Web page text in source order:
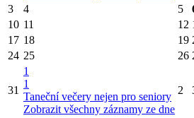
3 4 5
10 11 12
17 18 19
24 25 26
31
1
1
Taneční večery nejen pro seniory
Zobrazit všechny záznamy ze dne
2